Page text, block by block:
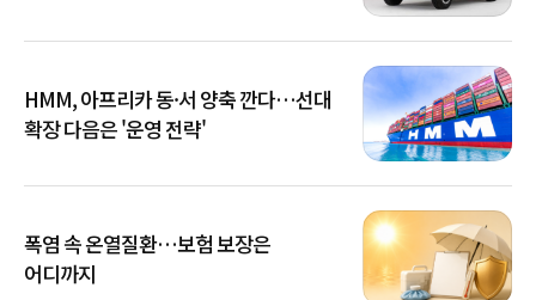
HMM, 아프리카 동·서 양축 깐다…선대
확장 다음은 '운영 전략'
폭염 속 온열질환…보험 보장은
어디까지